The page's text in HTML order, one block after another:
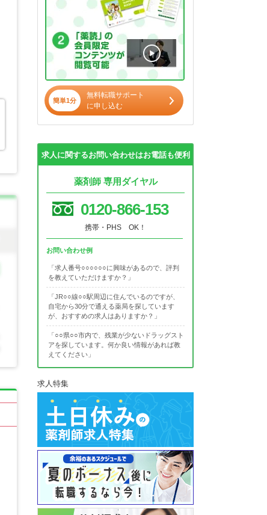
簡単1分
無料転職サポート
に申し込む
求人に関するお問い合わせはお電話も便利
薬剤師 専用ダイヤル
0120-866-153
携帯・PHS OK！
お問い合わせ例
「求人番号○○○○○○に興味があるので、評判
を教えていただけますか？」
「JR○○線○○駅周辺に住んでいるのですが、
自宅から30分で通える薬局を探しています
が、おすすめの求人はありますか？」
「○○県○○市内で、残業が少ないドラッグスト
アを探しています。何か良い情報があれば教
えてください」
求人特集